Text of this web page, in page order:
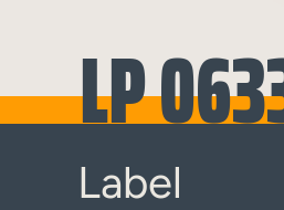
LP
Label